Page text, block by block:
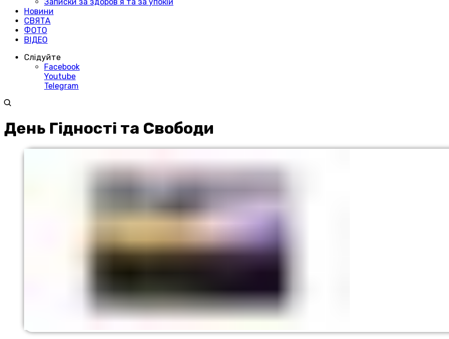
Новини
СВЯТА
ФОТО
ВІДЕО
Слідуйте
Facebook
Youtube
Telegram
День Гідності та Свободи